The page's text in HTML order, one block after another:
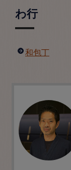
わ行
和包丁